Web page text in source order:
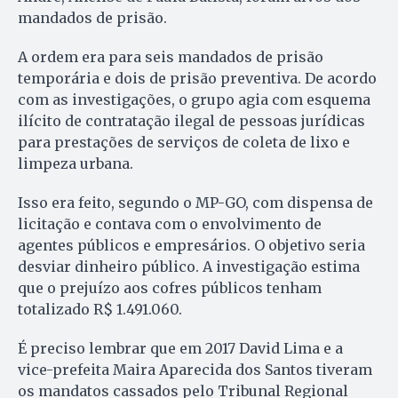
mandados de prisão.
A ordem era para seis mandados de prisão
temporária e dois de prisão preventiva. De acordo
com as investigações, o grupo agia com esquema
ilícito de contratação ilegal de pessoas jurídicas
para prestações de serviços de coleta de lixo e
limpeza urbana.
Isso era feito, segundo o MP-GO, com dispensa de
licitação e contava com o envolvimento de
agentes públicos e empresários. O objetivo seria
desviar dinheiro público. A investigação estima
que o prejuízo aos cofres públicos tenham
totalizado R$ 1.491.060.
É preciso lembrar que em 2017 David Lima e a
vice-prefeita Maira Aparecida dos Santos tiveram
os mandatos cassados pelo Tribunal Regional